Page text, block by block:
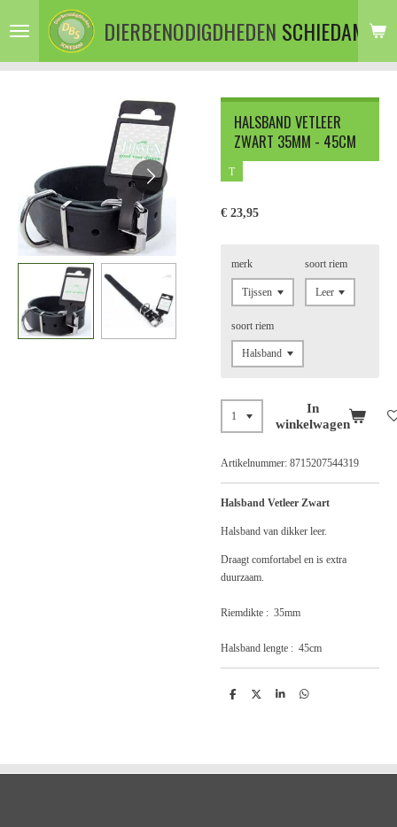
direct
de
DIERBENODIGDHEDEN SCHIEDAM
HALSBAND VETLEER
ZWART 35MM - 45CM
T
€ 23,95
merk soort riem
soort riem
In
winkelwagen
Artikelnummer: 8715207544319
Halsband Vetleer Zwart
Halsband van dikker leer.
Draagt comfortabel en is extra
duurzaam.
Riemdikte : 35mm
Halsband lengte : 45cm
D
D
S
D